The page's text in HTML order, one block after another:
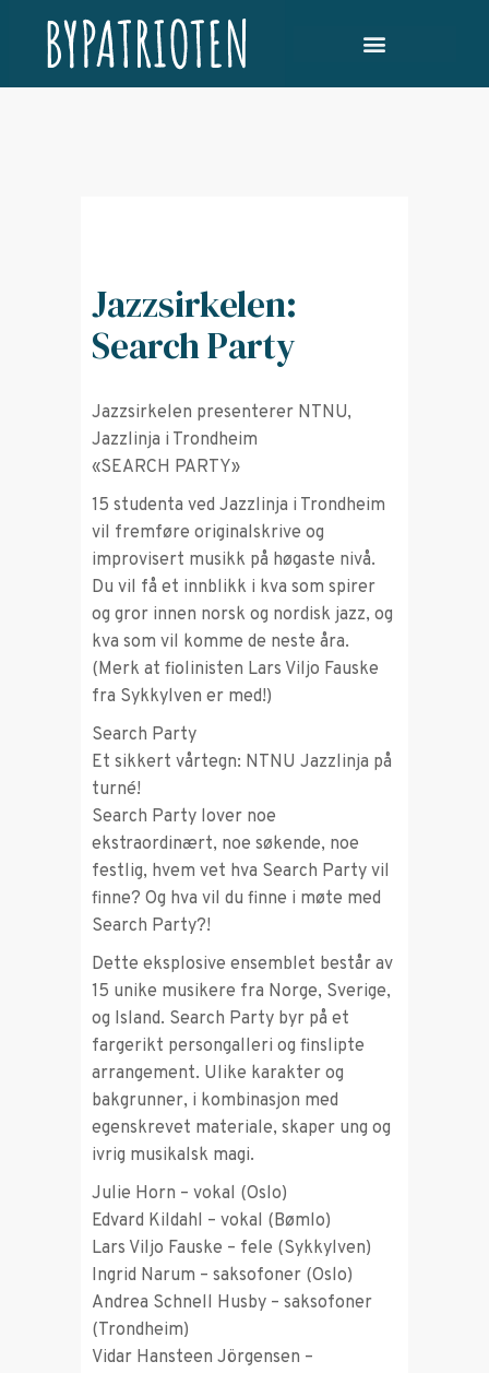
Jazzsirkelen:
Search Party
Jazzsirkelen presenterer NTNU,
Jazzlinja i Trondheim
«SEARCH PARTY»
15 studenta ved Jazzlinja i Trondheim
vil fremføre originalskrive og
improvisert musikk på høgaste nivå.
Du vil få et innblikk i kva som spirer
og gror innen norsk og nordisk jazz, og
kva som vil komme de neste åra.
(Merk at fiolinisten Lars Viljo Fauske
fra Sykkylven er med!)
Search Party
Et sikkert vårtegn: NTNU Jazzlinja på
turné!
Search Party lover noe
ekstraordinært, noe søkende, noe
festlig, hvem vet hva Search Party vil
finne? Og hva vil du finne i møte med
Search Party?!
Dette eksplosive ensemblet består av
15 unike musikere fra Norge, Sverige,
og Island. Search Party byr på et
fargerikt persongalleri og finslipte
arrangement. Ulike karakter og
bakgrunner, i kombinasjon med
egenskrevet materiale, skaper ung og
ivrig musikalsk magi.
Julie Horn – vokal (Oslo)
Edvard Kildahl – vokal (Bømlo)
Lars Viljo Fauske – fele (Sykkylven)
Ingrid Narum – saksofoner (Oslo)
Andrea Schnell Husby – saksofoner
(Trondheim)
Vidar Hansteen Jörgensen –